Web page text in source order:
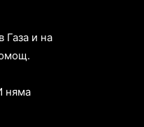
Газа и на
няма